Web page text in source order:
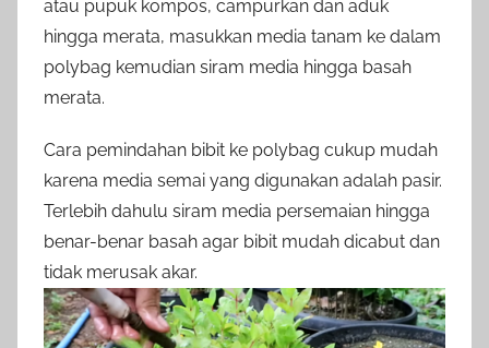
atau pupuk kompos, campurkan dan aduk
hingga merata, masukkan media tanam ke dalam
polybag kemudian siram media hingga basah
merata.
Cara pemindahan bibit ke polybag cukup mudah
karena media semai yang digunakan adalah pasir.
Terlebih dahulu siram media persemaian hingga
benar-benar basah agar bibit mudah dicabut dan
tidak merusak akar.